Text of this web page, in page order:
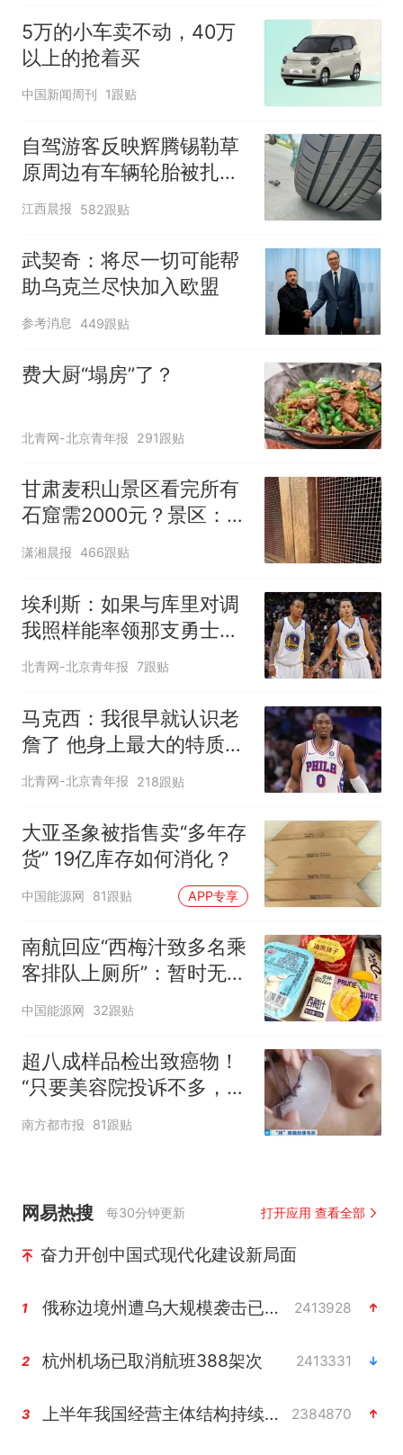
5万的小车卖不动，40万
以上的抢着买
中国新闻周刊 1跟贴
自驾游客反映辉腾锡勒草
原周边有车辆轮胎被扎，
修理店铺换胎价格高达千
元，官方发布情况通报
江西晨报 582跟贴
武契奇：将尽一切可能帮
助乌克兰尽快加入欧盟
参考消息 449跟贴
费大厨“塌房”了？
北青网-北京青年报 291跟贴
甘肃麦积山景区看完所有
石窟需2000元？景区：部
分石窟受特别保护，游客
潇湘晨报 466跟贴
埃利斯：如果与库里对调
我照样能率领那支勇士取
得现在的成就
北青网-北京青年报 7跟贴
马克西：我很早就认识老
詹了 他身上最大的特质就
是谦逊
北青网-北京青年报 218跟贴
大亚圣象被指售卖“多年存
货” 19亿库存如何消化？
中国能源网 81跟贴 APP专享
南航回应“西梅汁致多名乘
客排队上厕所”：暂时无法
核查是否发放西梅汁
中国能源网 32跟贴
超八成样品检出致癌物！
“只要美容院投诉不多，店
家就不会更换产品”
南方都市报 81跟贴
网易热搜 每30分钟更新 打开应用 查看全部
奋力开创中国式现代化建设新局面
1 俄称边境州遭乌大规模袭击已致13伤 2413928
2 杭州机场已取消航班388架次 2413331
3 上半年我国经营主体结构持续优化 2384870